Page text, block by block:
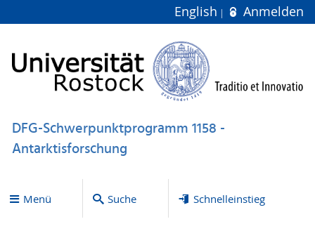
English Anmelden
DFG-Schwerpunktprogramm 1158 -
Antarktisforschung
Menü Suche Schnelleinstieg